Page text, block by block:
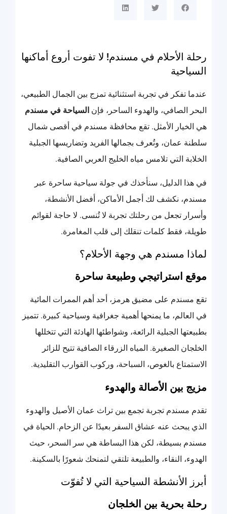
رحلة الأحلام في مسندم! لا تفوت أروع أماكنها
السياحية
عندما تفكر في تجربة استثنائية تمزج بين الجمال الطبيعي،
البحر الصافي، والهدوء الساحر، فإن السياحة في مسندم
هي الخيار الأمثل. تقع محافظة مسندم في أقصى شمال
سلطنة عمان، وتُعرف بجمالها الفريد وتضاريسها الجبلية
الخلابة التي تلامس مياه الخليج العربي الصافية.
في هذا الدليل، سنأخذك في جولة سياحية ساحرة عبر
مسندم، نكشف لك أجمل الأماكن، أفضل الأنشطة،
وأسرار تجعل من رحلتك تجربة لا تُنسى. لا حاجة لقوائم
طويلة، فقط كلمات تنقلك إلى قلب المغامرة.
لماذا مسندم هي وجهة الأحلام؟
موقع استراتيجي وطبيعة ساحرة
تقع مسندم على مضيق هرمز، أحد أهم الممرات المائية
في العالم، ما يمنحها أهمية جغرافية وسياحية كبيرة. تتميز
بطبيعتها الجبلية الرائعة، وشواطئها الهادئة التي تتخللها
الخلجان الصغيرة. المياه الزرقاء الصافية تتيح للزائر
الاستمتاع بالغوص، السباحة، وركوب القوارب التقليدية.
مزيج بين الأصالة والهدوء
تقدم مسندم تجربة تجمع بين تراث عمان الأصيل والهدوء
الذي يبحث عنه عشاق السفر بعيدًا عن الزحام. الحياة في
مسندم بسيطة، لكن هذا البساطة هي سر السحر، حيث
الهدوء، النقاء، والطبيعة تلتقي لتمنحك شعورًا بالسكينة.
أبرز الأنشطة السياحية التي لا تُفوّت
رحلة بحرية بين الخلجان